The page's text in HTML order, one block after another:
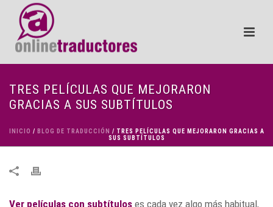
TRES PELÍCULAS QUE MEJORARON
GRACIAS A SUS SUBTÍTULOS
INICIO / BLOG DE TRADUCCIÓN / TRES PELÍCULAS QUE MEJORARON GRACIAS A
SUS SUBTÍTULOS
Ver películas con subtítulos es cada vez algo más habitual,